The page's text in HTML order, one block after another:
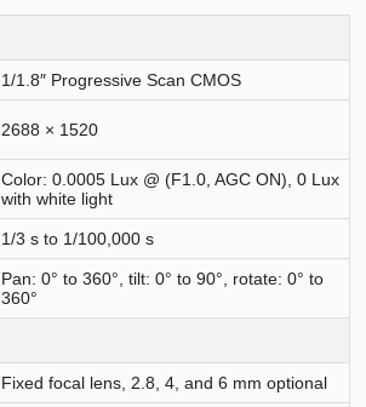
1/1.8″ Progressive Scan CMOS
2688 × 1520
Color: 0.0005 Lux @ (F1.0, AGC ON), 0 Lux
with white light
1/3 s to 1/100,000 s
Pan: 0° to 360°, tilt: 0° to 90°, rotate: 0° to
360°
Fixed focal lens, 2.8, 4, and 6 mm optional